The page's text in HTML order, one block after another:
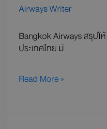
Airways Writer
Bangkok Airways สรุปให้
ประเทศไทย มี
Read More »